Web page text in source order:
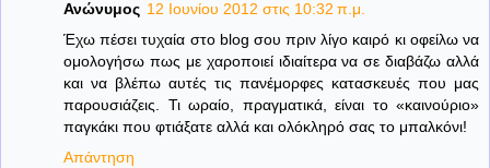
Ανώνυμος 12 Ιουνίου 2012 στις 10:32 π.μ.
Έχω πέσει τυχαία στο blog σου πριν λίγο καιρό κι οφείλω να
ομολογήσω πως με χαροποιεί ιδιαίτερα να σε διαβάζω αλλά
και να βλέπω αυτές τις πανέμορφες κατασκευές που μας
παρουσιάζεις. Τι ωραίο, πραγματικά, είναι το «καινούριο»
παγκάκι που φτιάξατε αλλά και ολόκληρό σας το μπαλκόνι!
Απάντηση